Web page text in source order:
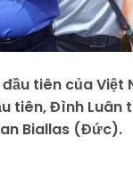
tiên của Việt
tiên, Đình Luân
Biallas (Đức).